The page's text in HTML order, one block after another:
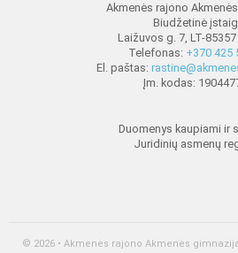
Akmenės rajono
Biudžetinė
Laižuvos g. 7, LT-
Telefonas: +370 425
El. paštas:
Įm. kodas:
Duomenys kaupiami ir
Juridinių asmenų
© 2026 • Akmenės rajono Akmenės